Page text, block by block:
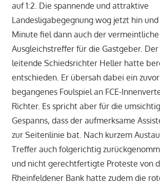
auf 1:2. Die spannende und attraktive
Landesligabegegnung wog jetzt hin und
Minute fiel dann auch der vermeintliche
Ausgleichstreffer für die Gastgeber.
leitende Schiedsrichter Heller hatte
entschieden. Er übersah dabei ein
begangenes Foulspiel an FCE-
Richter. Es spricht aber für die
Gespanns, dass der aufmerksame
zur Seitenlinie bat. Nach kurzem
Treffer auch folgerichtig
und nicht gerechtfertigte Proteste von
Rheinfeldener Bank hatte zudem die